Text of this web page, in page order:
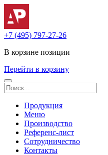
+7 (495) 797-27-26
В корзине позиции
Перейти в корзину
Продукция
Меню
Производство
Референс-лист
Сотрудничество
Контакты